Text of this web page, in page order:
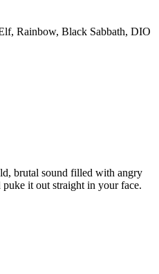
Rainbow, Black Sabbath, DIO
brutal sound filled with angry
it out straight in your face.